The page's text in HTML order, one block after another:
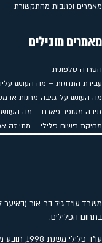
מאמרים וכתבות מהתקשורת
מאמרים מובילים
הטרדה טלפונית
עבירת התחזות – מה העונש
מה העונש על גניבה מחנות או
גניבה מסופר פארם – מה
מחיקת רישום פלילי – מתי זה
משרד עו"ד גיל בר-אור (באיער
בתחום הפלילים.
עו"ד פלילי משנת 1998, תובע משטרתי לשעבר ומועמד למשרת שופט בשנת 2009.